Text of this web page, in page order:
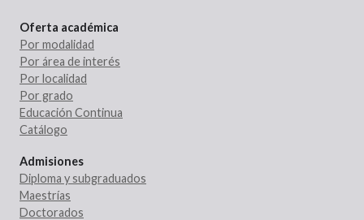
Oferta académica
Por modalidad
Por área de interés
Por localidad
Por grado
Educación Continua
Catálogo
Admisiones
Diploma y subgraduados
Maestrías
Doctorados